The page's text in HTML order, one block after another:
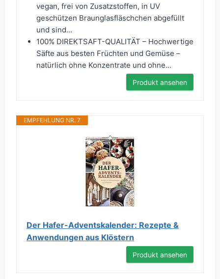
vegan, frei von Zusatzstoffen, in UV
geschützen Braunglasfläschchen abgefüllt
und sind...
100% DIREKTSAFT-QUALITÄT – Hochwertige
Säfte aus besten Früchten und Gemüse –
natürlich ohne Konzentrate und ohne...
Produkt ansehen
EMPFEHLUNG NR. 7
Der Hafer-Adventskalender: Rezepte &
Anwendungen aus Klöstern
Produkt ansehen